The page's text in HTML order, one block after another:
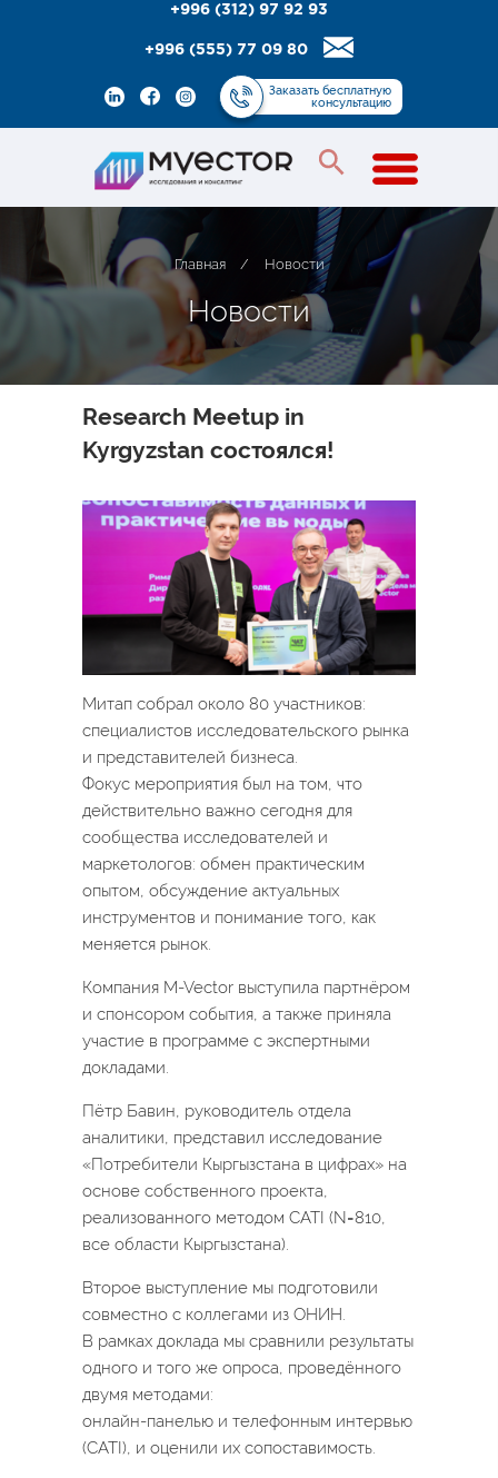
+996 (312) 97 92 93
+996 (555) 77 09 80
Заказатьбесплатную
консультацию
Главная / Новости
Новости
Research Meetup in
Kyrgyzstan состоялся!
Митап собрал около 80 участников:
специалистов исследовательского рынка
и представителей бизнеса.
Фокус мероприятия был на том, что
действительно важно сегодня для
сообщества исследователей и
маркетологов: обмен практическим
опытом, обсуждение актуальных
инструментов и понимание того, как
меняется рынок.
Компания M-Vector выступила партнёром
и спонсором события, а также приняла
участие в программе с экспертными
докладами.
Пётр Бавин, руководитель отдела
аналитики, представил исследование
«Потребители Кыргызстана в цифрах» на
основе собственного проекта,
реализованного методом CATI (N=810,
все области Кыргызстана).
Второе выступление мы подготовили
совместно с коллегами из ОНИН.
В рамках доклада мы сравнили результаты
одного и того же опроса, проведённого
двумя методами:
онлайн-панелью и телефонным интервью
(CATI), и оценили их сопоставимость.